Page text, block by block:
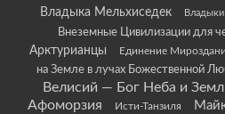
Владыка Мельхиседек
Внеземные Цивилизации для
Арктурианцы
Единение
на Земле в лучах Божественной
Велисий — Бог Неба и
Афоморзия
Исти-Танзиля